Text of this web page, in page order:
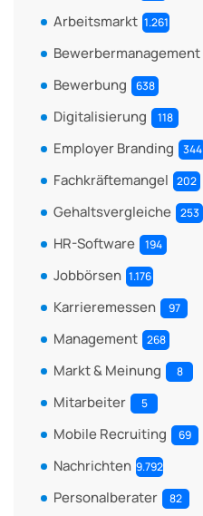
Arbeitsmarkt 1.261
Bewerbermanagement
Bewerbung 638
Digitalisierung 118
Employer Branding 344
Fachkräftemangel 202
Gehaltsvergleiche 253
HR-Software 194
Jobbörsen 1.176
Karrieremessen 97
Management 268
Markt & Meinung 8
Mitarbeiter 5
Mobile Recruiting 69
Nachrichten 9.792
Personalberater 82